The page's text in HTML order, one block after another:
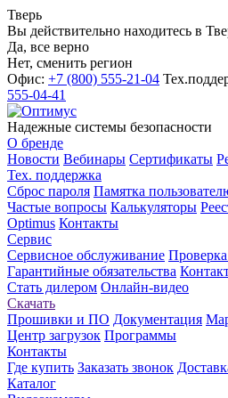
Тверь
Вы действительно находитесь в
Да, все верно
Нет, сменить регион
Офис: +7 (800) 555-21-04
555-04-41
Надежные системы безопасности
О бренде
Новости Вебинары Сертификаты
Тех. поддержка
Сброс пароля Памятка
Частые вопросы Калькуляторы
Optimus Контакты
Сервис
Сервисное обслуживание Проверка
Гарантийные обязательства
Стать дилером Онлайн-видео
Скачать
Прошивки и ПО Документация
Центр загрузок Программы
Контакты
Где купить Заказать звонок
Каталог